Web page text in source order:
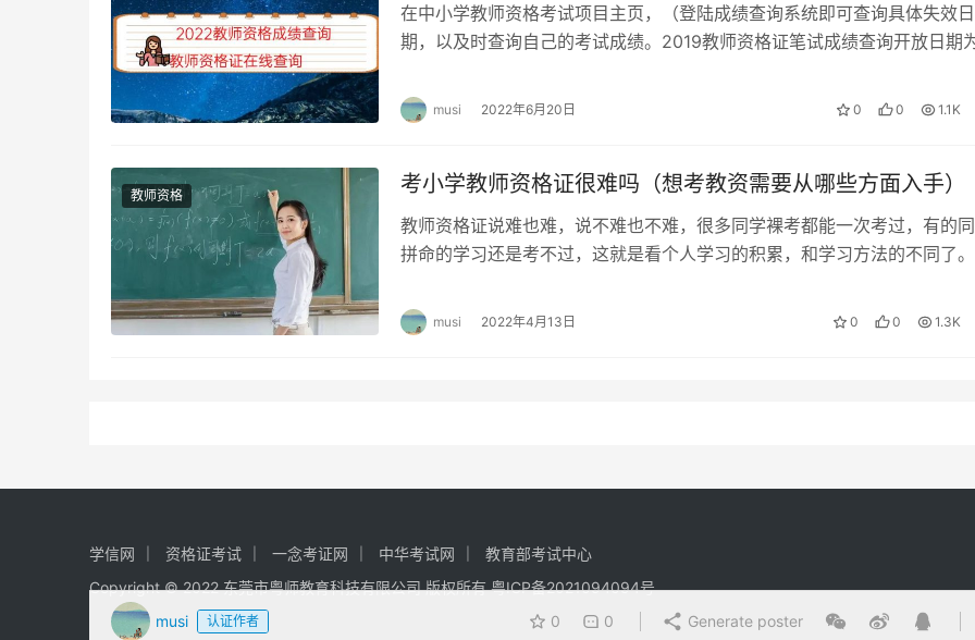
musi 认证作者 0 0 Generate poster
在中小学教师资格考试项目主页，（登陆成绩查询系统即可查询具体失效日
期，以及时查询自己的考试成绩。2019教师资格证笔试成绩查询开放日期
musi 2022年6月20日 0 0 1.1K
教师资格 考小学教师资格证很难吗（想考教资需要从哪些方面入手）
教师资格证说难也难，说不难也不难，很多同学裸考都能一次考过，有的
拼命的学习还是考不过，这就是看个人学习的积累，和学习方法的不同了。
musi 2022年4月13日 0 0 1.3K
学信网 资格证考试 一念考证网 中华考试网
教育部考试中心
Copyright © 2022 东莞市粤师教育科技有限公司 版权所有粤ICP备2021094094号